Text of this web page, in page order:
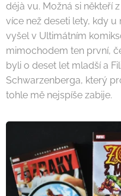
déjà vu. Možná si někteří
více než deseti lety, kdy
vyšel v Ultimátním
mimochodem ten první,
byli o deset let mladší a
Schwarzenberga, který
tohle mě nejspíše zabije.